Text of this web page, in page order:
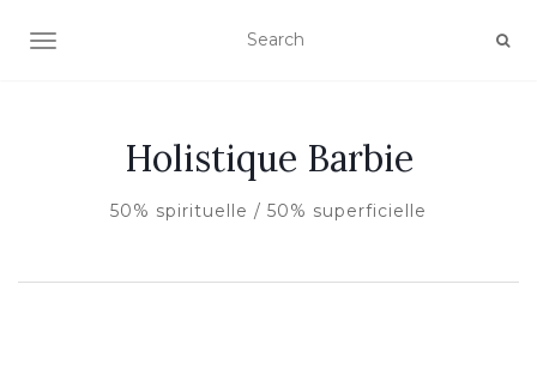
AFFICHER/MASQUER LA NAVIGATION
Holistique Barbie
50% spirituelle / 50% superficielle